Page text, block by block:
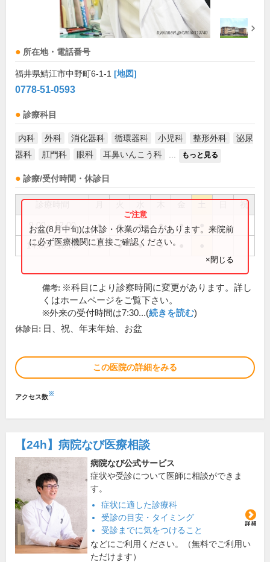
所在地・電話番号
福井県鯖江市中野町6-1-1 [地図]
0778-51-0593
診療科目
内科 外科 消化器科 循環器科 小児科 整形外科
泌尿
器科
肛門科 眼科 耳鼻いんこう科 もっと見る
診療/受付時間・休診日
祝
9:00～12:00 ● ● ● ● ●
14:00～18:00 ● ● ● ●
お盆(8月中旬)は休診・休業の場合があります。来院前
に必ず医療機関に直接ご確認ください。
×閉じる
備考: ※科目により診察時間に変更があります。詳し
くはホームページをご覧下さい。
※外来の受付時間は7:30...(続きを読む)
休診日: 日、祝、年末年始、お盆
この医院の詳細をみる
アクセス数※
【24h】 病院なび医療相談
病院なび公式サービス
症状や受診について医師に相談ができま
す。
症状に適した診療科
受診の目安・タイミング
受診までに気をつけること
などにご利用ください。（無料でご利用い
ただけます）